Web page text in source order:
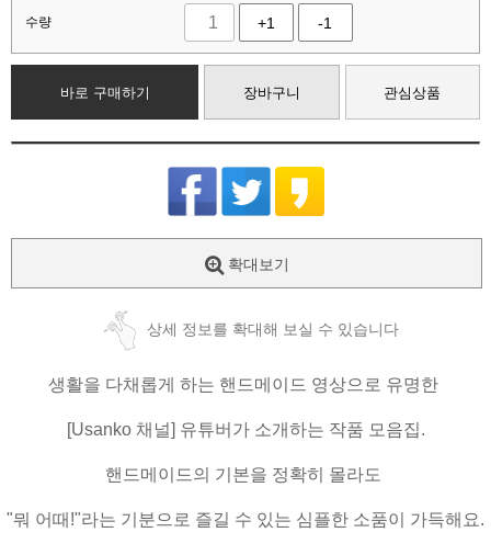
수량 +1 -1
바로 구매하기 장바구니 관심상품
확대보기
상세 정보를 확대해 보실 수 있습니다
생활을 다채롭게 하는 핸드메이드 영상으로 유명한
[Usanko 채널] 유튜버가 소개하는 작품 모음집.
핸드메이드의 기본을 정확히 몰라도
"뭐 어때!"라는 기분으로 즐길 수 있는 심플한 소품이 가득해요.